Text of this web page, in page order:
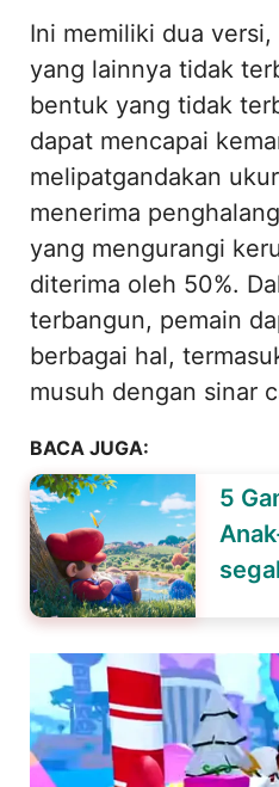
Ini memiliki dua
yang lainnya tidak
bentuk yang tidak
dapat mencapai
melipatgandakan
menerima
yang mengurangi
diterima oleh 50%.
terbangun, pemain
berbagai hal,
musuh dengan sinar
BACA JUGA:
5